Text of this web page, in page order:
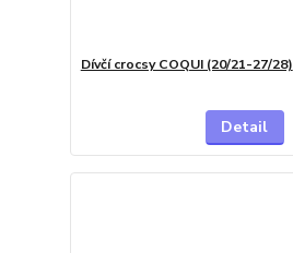
Dívčí crocsy COQUI (20/21-27/28)
Detail